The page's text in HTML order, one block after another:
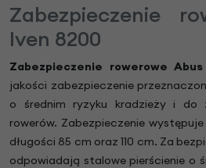
Zabezpieczenie
Iven 8200
Zabezpieczenie rowerowe
jakości zabezpieczenie
o średnim ryzyku kradzieży i do
rowerów. Zabezpieczenie
długości 85 cm oraz 110 cm. Za
odpowiadają stalowe pierścienie o